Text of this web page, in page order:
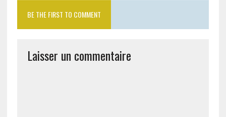
BE THE FIRST TO COMMENT
Laisser un commentaire